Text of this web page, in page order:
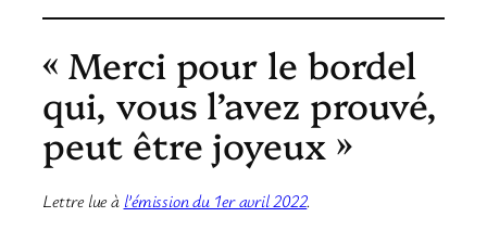
« Merci pour le bordel
qui, vous l’avez prouvé,
peut être joyeux »
Lettre lue à l’émission du 1er avril 2022.